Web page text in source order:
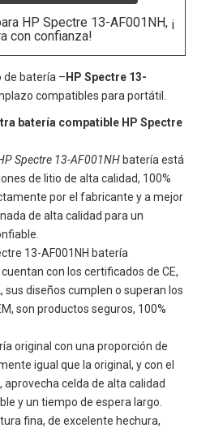
HP Spectre 13-AF001NH, ¡
con confianza!
de batería – HP Spectre 13-
compatibles para portátil.
batería compatible HP Spectre
Spectre 13-AF001NH batería está
de litio de alta calidad, 100%
por el fabricante y a mejor
de alta calidad para un
13-AF001NH batería
con los certificados de CE,
sus diseños cumplen o superan los
son productos seguros, 100%
original con una proporción de
igual que la original, y con el
celda de alta calidad
y un tiempo de espera largo.
fina, de excelente hechura,